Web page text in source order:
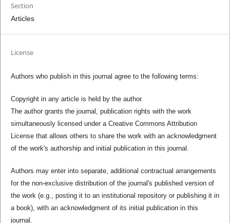
Section
Articles
License
Authors who publish in this journal agree to the following terms:
Copyright in any article is held by the author.
The author grants the journal, publication rights with the work
simultaneously licensed under a Creative Commons Attribution
License that allows others to share the work with an acknowledgment
of the work's authorship and initial publication in this journal.
Authors may enter into separate, additional contractual arrangements
for the non-exclusive distribution of the journal's published version of
the work (e.g., posting it to an institutional repository or publishing it in
a book), with an acknowledgment of its initial publication in this
journal.